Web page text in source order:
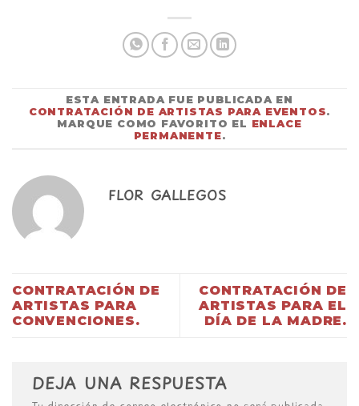
ESTA ENTRADA FUE PUBLICADA EN
CONTRATACIÓN DE ARTISTAS PARA EVENTOS.
MARQUE COMO FAVORITO EL ENLACE
PERMANENTE.
FLOR GALLEGOS
CONTRATACIÓN DE
ARTISTAS PARA
CONVENCIONES.
CONTRATACIÓN DE
ARTISTAS PARA EL
DÍA DE LA MADRE.
DEJA UNA RESPUESTA